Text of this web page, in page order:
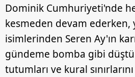
Dominik Cumhuriyeti'nde
kesmeden devam ederken,
isimlerinden Seren Ay'ın
gündeme bomba gibi
tutumları ve kural